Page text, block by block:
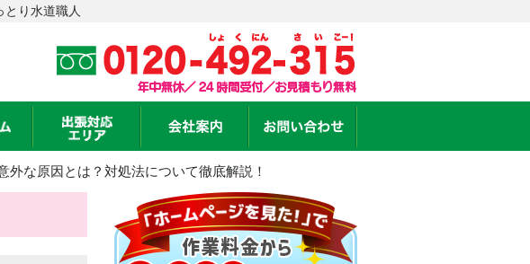
とり水道職人
外な原因とは？対処法について徹底解説！